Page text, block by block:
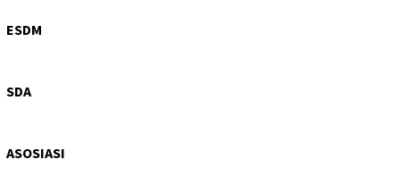
ESDMSipiong…
SDASaluran Iri…
ASOSIASI